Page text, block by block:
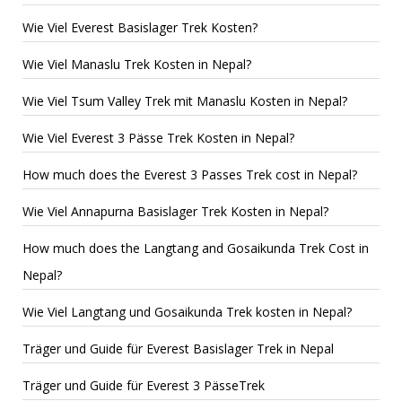
Wie Viel Everest Basislager Trek Kosten?
Wie Viel Manaslu Trek Kosten in Nepal?
Wie Viel Tsum Valley Trek mit Manaslu Kosten in Nepal?
Wie Viel Everest 3 Pässe Trek Kosten in Nepal?
How much does the Everest 3 Passes Trek cost in Nepal?
Wie Viel Annapurna Basislager Trek Kosten in Nepal?
How much does the Langtang and Gosaikunda Trek Cost in
Nepal?
Wie Viel Langtang und Gosaikunda Trek kosten in Nepal?
Träger und Guide für Everest Basislager Trek in Nepal
Träger und Guide für Everest 3 PässeTrek